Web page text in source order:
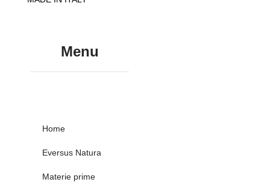
Menu
Home
Eversus Natura
Materie prime